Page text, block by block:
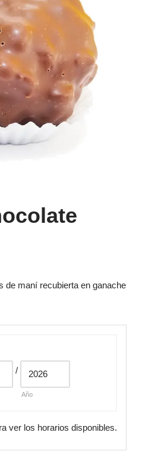
de maní recubierta en ganache
/
Año
ver los horarios disponibles.